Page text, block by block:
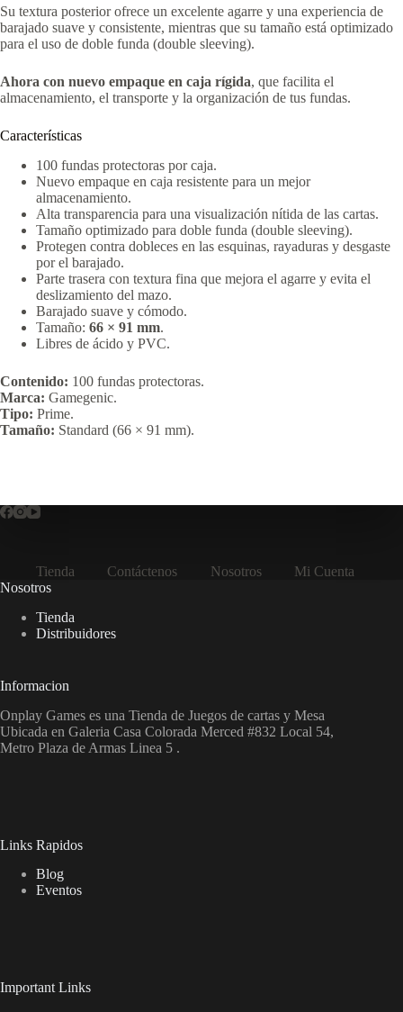
Su textura posterior ofrece un excelente agarre y una experiencia de
barajado suave y consistente, mientras que su tamaño está optimizado
para el uso de doble funda (double sleeving).
Ahora con nuevo empaque en caja rígida, que facilita el
almacenamiento, el transporte y la organización de tus fundas.
Características
100 fundas protectoras por caja.
Nuevo empaque en caja resistente para un mejor
almacenamiento.
Alta transparencia para una visualización nítida de las cartas.
Tamaño optimizado para doble funda (double sleeving).
Protegen contra dobleces en las esquinas, rayaduras y desgaste
por el barajado.
Parte trasera con textura fina que mejora el agarre y evita el
deslizamiento del mazo.
Barajado suave y cómodo.
Tamaño: 66 × 91 mm.
Libres de ácido y PVC.
Contenido: 100 fundas protectoras.
Marca: Gamegenic.
Tipo: Prime.
Tamaño: Standard (66 × 91 mm).
Tienda Contáctenos Nosotros
Mi Cuenta
Nosotros
Tienda
Distribuidores
Informacion
Onplay Games es una Tienda de Juegos de cartas y Mesa
Ubicada en Galeria Casa Colorada Merced #832 Local 54,
Metro Plaza de Armas Linea 5 .
Links Rapidos
Blog
Eventos
Important Links